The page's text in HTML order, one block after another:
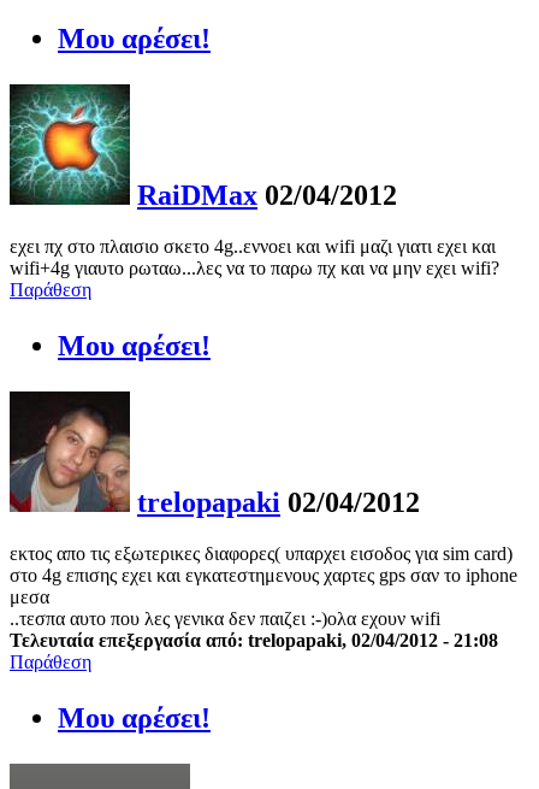
Μου αρέσει!
RaiDMax 02/04/2012
εχει πχ στο πλαισιο σκετο 4g..εννοει και wifi μαζι γιατι εχει και
wifi+4g γιαυτο ρωταω...λες να το παρω πχ και να μην εχει wifi?
Παράθεση
Μου αρέσει!
trelopapaki 02/04/2012
εκτος απο τις εξωτερικες διαφορες( υπαρχει εισοδος για sim card)
στο 4g επισης εχει και εγκατεστημενους χαρτες gps σαν το iphone
μεσα
..τεσπα αυτο που λες γενικα δεν παιζει :-)ολα εχουν wifi
Τελευταία επεξεργασία από: trelopapaki, 02/04/2012 - 21:08
Παράθεση
Μου αρέσει!